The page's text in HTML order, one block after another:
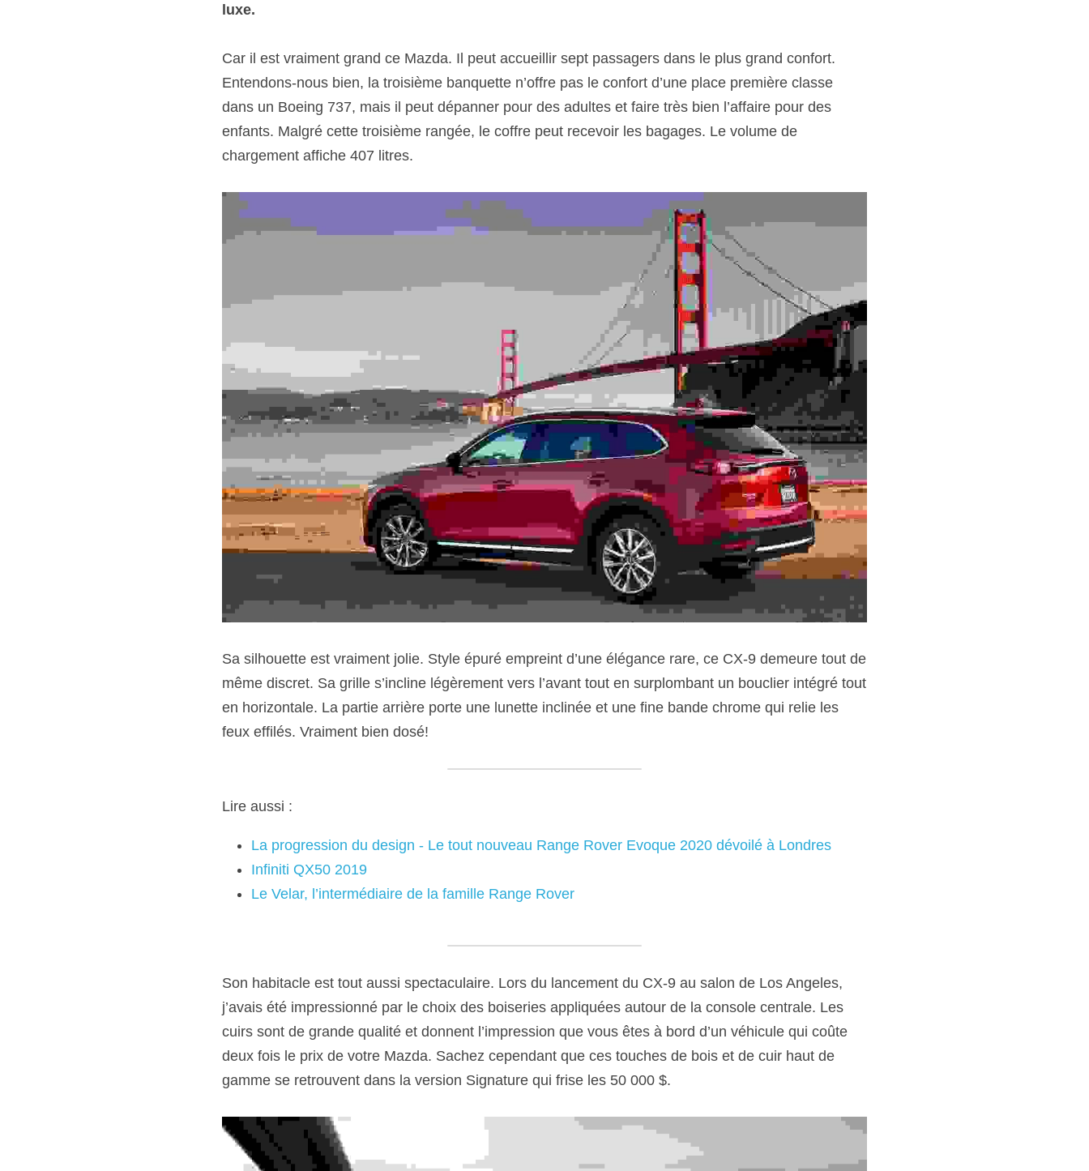
luxe.
Car il est vraiment grand ce Mazda. Il peut accueillir sept passagers dans le plus grand confort.
Entendons-nous bien, la troisième banquette n’offre pas le confort d’une place première classe
dans un Boeing 737, mais il peut dépanner pour des adultes et faire très bien l’affaire pour des
enfants. Malgré cette troisième rangée, le coffre peut recevoir les bagages. Le volume de
chargement affiche 407 litres.
Sa silhouette est vraiment jolie. Style épuré empreint d’une élégance rare, ce CX-9 demeure tout de
même discret. Sa grille s’incline légèrement vers l’avant tout en surplombant un bouclier intégré tout
en horizontale. La partie arrière porte une lunette inclinée et une fine bande chrome qui relie les
feux effilés. Vraiment bien dosé!
Lire aussi :
La progression du design - Le tout nouveau Range Rover Evoque 2020 dévoilé à Londres
Infiniti QX50 2019
Le Velar, l’intermédiaire de la famille Range Rover
Son habitacle est tout aussi spectaculaire. Lors du lancement du CX-9 au salon de Los Angeles,
j’avais été impressionné par le choix des boiseries appliquées autour de la console centrale. Les
cuirs sont de grande qualité et donnent l’impression que vous êtes à bord d’un véhicule qui coûte
deux fois le prix de votre Mazda. Sachez cependant que ces touches de bois et de cuir haut de
gamme se retrouvent dans la version Signature qui frise les 50 000 $.